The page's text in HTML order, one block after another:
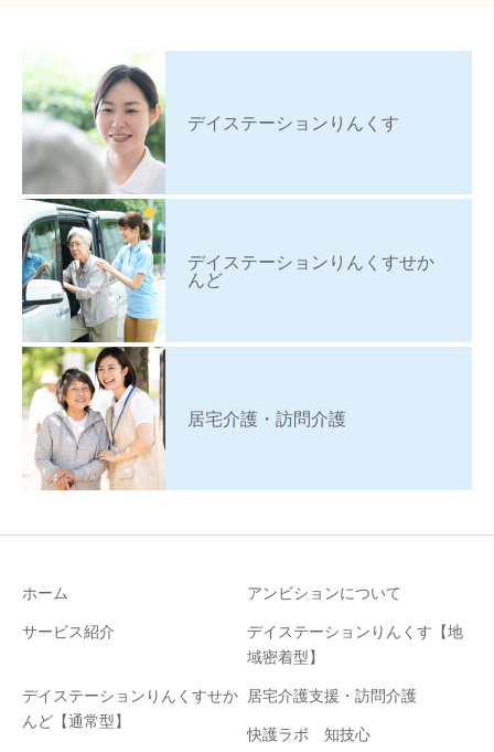
デイステーションりんくす
デイステーションりんくすせか
んど
居宅介護・訪問介護
ホーム
アンビションについて
サービス紹介
デイステーションりんくす【地
域密着型】
デイステーションりんくすせか
んど【通常型】
居宅介護支援・訪問介護
快護ラボ 知技心